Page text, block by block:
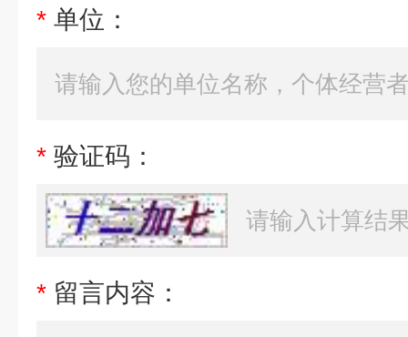
* 单位：
* 验证码：
* 留言内容：